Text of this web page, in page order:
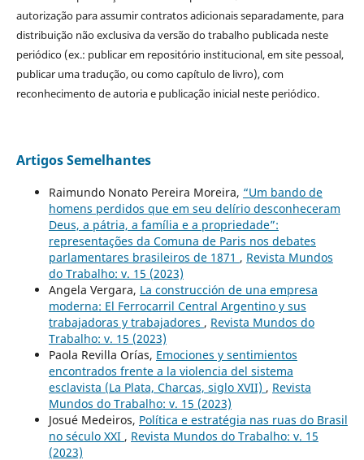
autorização para assumir contratos adicionais separadamente, para
distribuição não exclusiva da versão do trabalho publicada neste
periódico (ex.: publicar em repositório institucional, em site pessoal,
publicar uma tradução, ou como capítulo de livro), com
reconhecimento de autoria e publicação inicial neste periódico.
Artigos Semelhantes
Raimundo Nonato Pereira Moreira, “Um bando de
homens perdidos que em seu delírio desconheceram
Deus, a pátria, a família e a propriedade”:
representações da Comuna de Paris nos debates
parlamentares brasileiros de 1871 , Revista Mundos
do Trabalho: v. 15 (2023)
Angela Vergara, La construcción de una empresa
moderna: El Ferrocarril Central Argentino y sus
trabajadoras y trabajadores , Revista Mundos do
Trabalho: v. 15 (2023)
Paola Revilla Orías, Emociones y sentimientos
encontrados frente a la violencia del sistema
esclavista (La Plata, Charcas, siglo XVII) , Revista
Mundos do Trabalho: v. 15 (2023)
Josué Medeiros, Política e estratégia nas ruas do Brasil
no século XXI , Revista Mundos do Trabalho: v. 15
(2023)